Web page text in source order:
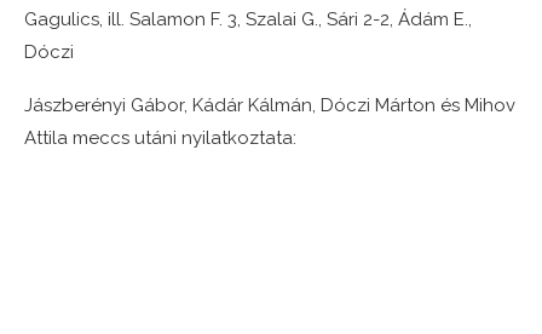
Gagulics, ill. Salamon F. 3, Szalai G., Sári 2-2, Ádám E.,
Dóczi
Jászberényi Gábor, Kádár Kálmán, Dóczi Márton és Mihov
Attila meccs utáni nyilatkoztata: